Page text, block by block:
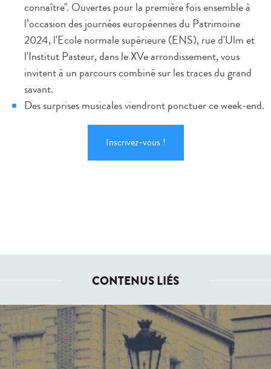
connaître". Ouvertes pour la première fois ensemble à
l’occasion des journées européennes du Patrimoine
2024, l'Ecole normale supérieure (ENS), rue d'Ulm et
l'Institut Pasteur, dans le XVe arrondissement, vous
invitent à un parcours combiné sur les traces du grand
savant.
Des surprises musicales viendront ponctuer ce week-end.
Inscrivez-vous !
CONTENUS LIÉS